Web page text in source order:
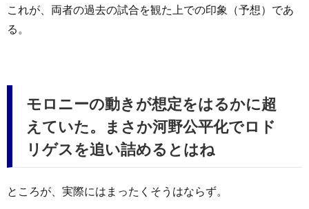
これが、両者の過去の試合を観た上での印象（予想）であ
る。
モロニーの動きが想定をはるかに超
えていた。まさか河野公平化でロド
リゲスを追い詰めるとはね
ところが、実際にはまったくそうはならず。